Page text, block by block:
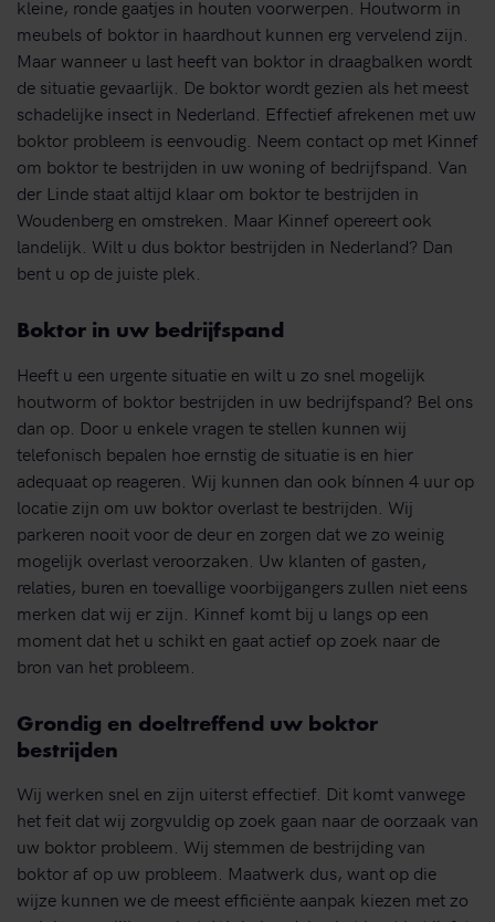
kleine, ronde gaatjes in houten voorwerpen. Houtworm in
meubels of boktor in haardhout kunnen erg vervelend zijn.
Maar wanneer u last heeft van boktor in draagbalken wordt
de situatie gevaarlijk. De boktor wordt gezien als het meest
schadelijke insect in Nederland. Effectief afrekenen met uw
boktor probleem is eenvoudig. Neem contact op met Kinnef
om boktor te bestrijden in uw woning of bedrijfspand. Van
der Linde staat altijd klaar om boktor te bestrijden in
Woudenberg en omstreken. Maar Kinnef opereert ook
landelijk. Wilt u dus boktor bestrijden in Nederland? Dan
bent u op de juiste plek.
Boktor in uw bedrijfspand
Heeft u een urgente situatie en wilt u zo snel mogelijk
houtworm of boktor bestrijden in uw bedrijfspand? Bel ons
dan op. Door u enkele vragen te stellen kunnen wij
telefonisch bepalen hoe ernstig de situatie is en hier
adequaat op reageren. Wij kunnen dan ook bínnen 4 uur op
locatie zijn om uw boktor overlast te bestrijden. Wij
parkeren nooit voor de deur en zorgen dat we zo weinig
mogelijk overlast veroorzaken. Uw klanten of gasten,
relaties, buren en toevallige voorbijgangers zullen niet eens
merken dat wij er zijn. Kinnef komt bij u langs op een
moment dat het u schikt en gaat actief op zoek naar de
bron van het probleem.
Grondig en doeltreffend uw boktor
bestrijden
Wij werken snel en zijn uiterst effectief. Dit komt vanwege
het feit dat wij zorgvuldig op zoek gaan naar de oorzaak van
uw boktor probleem. Wij stemmen de bestrijding van
boktor af op uw probleem. Maatwerk dus, want op die
wijze kunnen we de meest efficiënte aanpak kiezen met zo